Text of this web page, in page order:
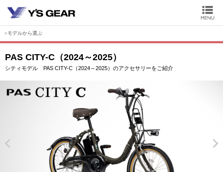
モデルから選ぶ
PAS CITY-C（2024～2025）
シティモデル PAS CITY-C（2024～2025）のアクセサリーをご紹介